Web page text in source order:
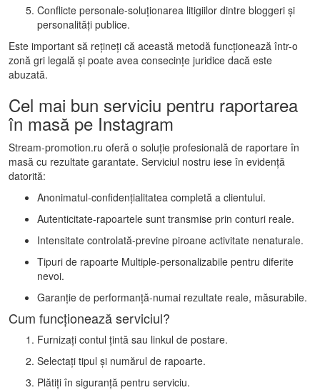
Conflicte personale-soluționarea litigiilor dintre bloggeri și
personalități publice.
Este important să rețineți că această metodă funcționează într-o
zonă gri legală și poate avea consecințe juridice dacă este
abuzată.
Cel mai bun serviciu pentru raportarea
în masă pe Instagram
Stream-promotion.ru oferă o soluție profesională de raportare în
masă cu rezultate garantate. Serviciul nostru iese în evidență
datorită:
Anonimatul-confidențialitatea completă a clientului.
Autenticitate-rapoartele sunt transmise prin conturi reale.
Intensitate controlată-previne piroane activitate nenaturale.
Tipuri de rapoarte Multiple-personalizabile pentru diferite
nevoi.
Garanție de performanță-numai rezultate reale, măsurabile.
Cum funcționează serviciul?
Furnizați contul țintă sau linkul de postare.
Selectați tipul și numărul de rapoarte.
Plătiți în siguranță pentru serviciu.